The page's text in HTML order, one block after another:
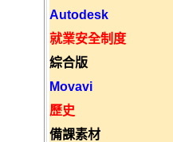
Autodesk
就業安全制度
綜合版
Movavi
歷史
備課素材